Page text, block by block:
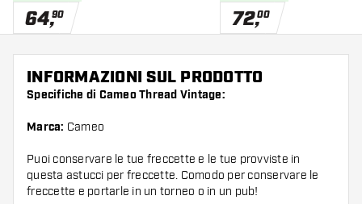
64,90 72,00
INFORMAZIONI SUL PRODOTTO
Specifiche di Cameo Thread Vintage:
Marca: Cameo
Puoi conservare le tue freccette e le tue provviste in
questa astucci per freccette. Comodo per conservare le
freccette e portarle in un torneo o in un pub!